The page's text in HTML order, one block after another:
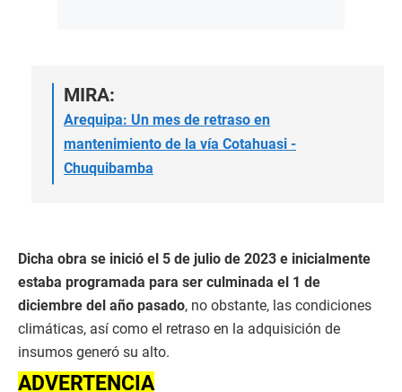
MIRA:
Arequipa: Un mes de retraso en
mantenimiento de la vía Cotahuasi -
Chuquibamba
Dicha obra se inició el 5 de julio de 2023 e inicialmente
estaba programada para ser culminada el 1 de
diciembre del año pasado, no obstante, las condiciones
climáticas, así como el retraso en la adquisición de
insumos generó su alto.
ADVERTENCIA